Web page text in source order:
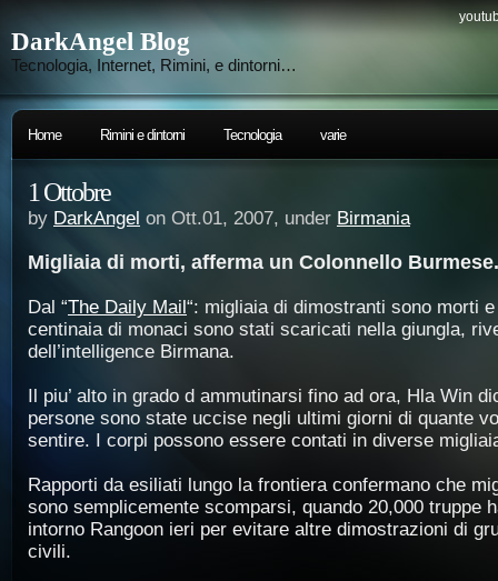
DarkAngel Blog
Tecnologia, Internet, Rimini, e dintorni…
Home Rimini e dintorni Tecnologia varie
1 Ottobre
by DarkAngel on Ott.01, 2007, under Birmania
Migliaia di morti, afferma un Colonnello Burmese.
Dal “The Daily Mail“: migliaia di dimostranti sono morti
centinaia di monaci sono stati scaricati nella giungla,
dell’intelligence Birmana.
Il piu’ alto in grado d ammutinarsi fino ad ora, Hla Win
persone sono state uccise negli ultimi giorni di quante
sentire. I corpi possono essere contati in diverse
Rapporti da esiliati lungo la frontiera confermano che
sono semplicemente scomparsi, quando 20,000 truppe
intorno Rangoon ieri per evitare altre dimostrazioni di
civili.